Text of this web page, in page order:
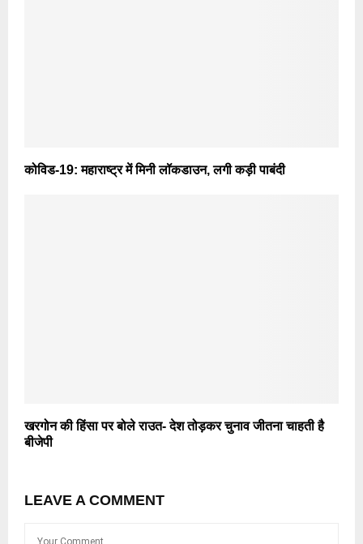
कोविड-19: महाराष्ट्र में मिनी लॉकडाउन, लगी कड़ी पाबंदी
खरगोन की हिंसा पर बोले राउत- देश तोड़कर चुनाव जीतना चाहती है
बीजेपी
LEAVE A COMMENT